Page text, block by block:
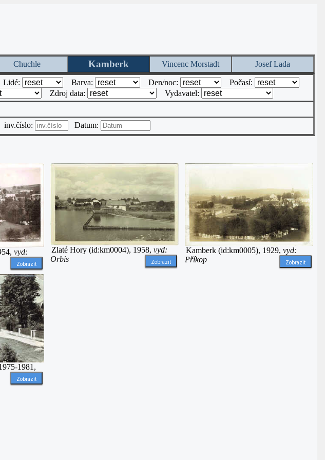
Chuchle Kamberk Vincenc Morstadt Josef Lada
Lidé: Barva: Den/noc:
Počasí:
Zdroj data:
Vydavatel:
inv.číslo: Datum:
vyd:
Zobrazit
Zlaté Hory (id:km0004), 1958, vyd:
Orbis
Zobrazit
Kamberk (id:km0005), 1929, vyd:
Příkop
Zobrazit
1981,
Zobrazit